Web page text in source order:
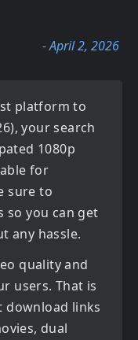
- April 2, 2026
platform to
, your search
1080p
for
sure to
so you can get
any hassle.
quality and
users. That is
download links
dual